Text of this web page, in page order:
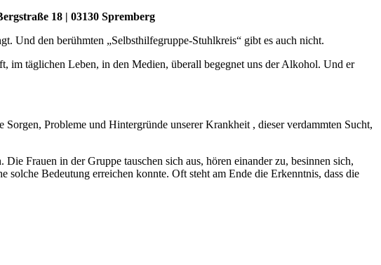
18 | 03130 Spremberg
Und den berühmten „Selbsthilfegruppe-Stuhlkreis“ gibt es auch nicht.
im täglichen Leben, in den Medien, überall begegnet uns der Alkohol. Und er
Probleme und Hintergründe unserer Krankheit , dieser verdammten Sucht,
Frauen in der Gruppe tauschen sich aus, hören einander zu, besinnen sich,
Bedeutung erreichen konnte. Oft steht am Ende die Erkenntnis, dass die